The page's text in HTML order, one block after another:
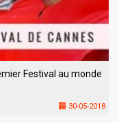
Festival au monde
30-05-2018